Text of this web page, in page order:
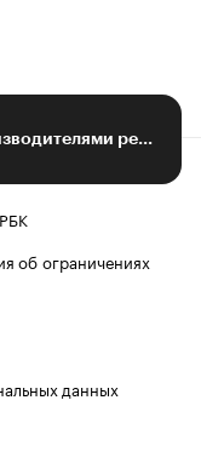
Как начать сотрудничество с производителями региона
об ограничениях
данных